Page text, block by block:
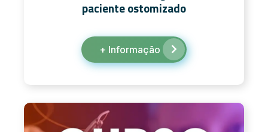
paciente ostomizado
+ Informação